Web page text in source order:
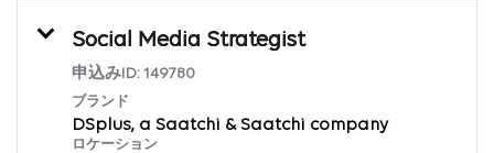
Social Media Strategist
申込みID: 149780
ブランド
DSplus, a Saatchi & Saatchi company
ロケーション